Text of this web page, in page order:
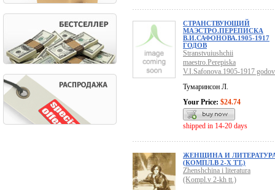
СТРАНСТВУЮЩИЙ
МАЭСТРО.ПЕРЕПИСКА
В.И.САФОНОВА.1905-1917
ГОДОВ
Stranstvuiushchii
maestro.Perepiska
V.I.Safonova.1905-1917 godov
Тумаринсон Л.
Your Price: $24.74
shipped in 14-20 days
ЖЕНЩИНА И
(КОМПЛ.В 2-Х ТТ.)
Zhenshchina i literatura
(Kompl.v 2-kh tt.)